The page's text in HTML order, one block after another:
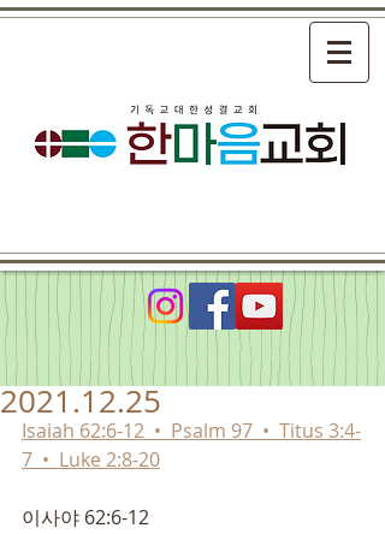
2021.12.25
Isaiah 62:6-12  •  Psalm 97  •  Titus 3:4-
7  •  Luke 2:8-20
이사야 62:6-12